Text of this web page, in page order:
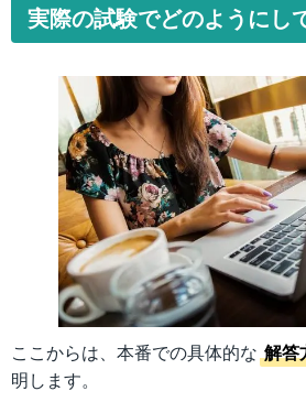
実際の試験でどのようにし
ここからは、本番での具体的な 解答
明します。